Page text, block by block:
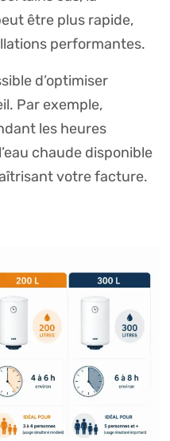
être plus rapide,
performantes.
d’optimiser
Par exemple,
les heures
chaude disponible
votre facture.